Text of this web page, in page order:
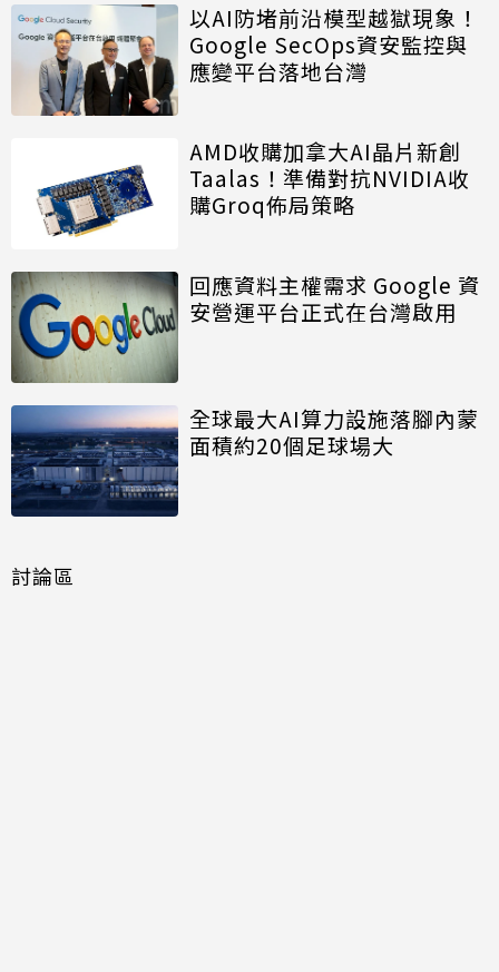
以AI防堵前沿模型越獄現象！
Google SecOps資安監控與
應變平台落地台灣
AMD收購加拿大AI晶片新創
Taalas！準備對抗NVIDIA收
購Groq佈局策略
回應資料主權需求 Google 資
安營運平台正式在台灣啟用
全球最大AI算力設施落腳內蒙
面積約20個足球場大
討論區